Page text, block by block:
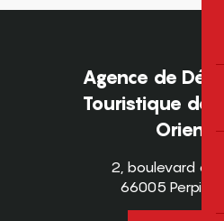
Agence de
Touristique
2, boulevard
66005